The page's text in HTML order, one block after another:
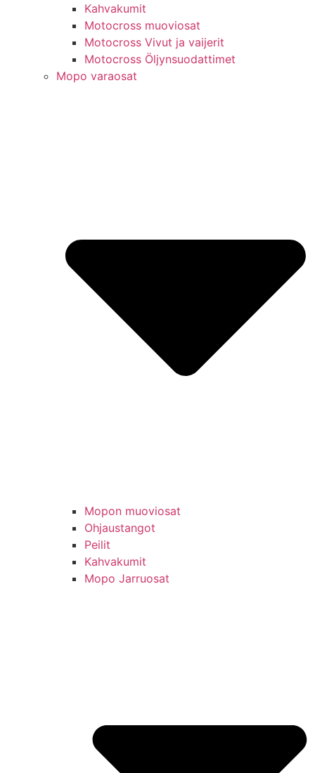
Kahvakumit
Motocross muoviosat
Motocross Vivut ja vaijerit
Motocross Öljynsuodattimet
Mopo varaosat
Mopon muoviosat
Ohjaustangot
Peilit
Kahvakumit
Mopo Jarruosat